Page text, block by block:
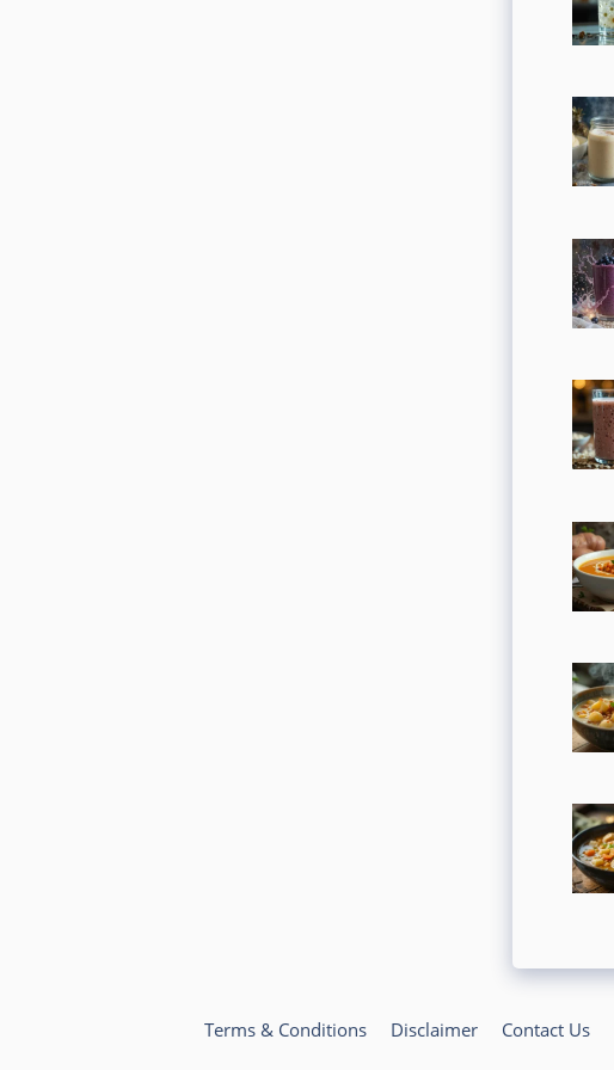
Terms & Conditions Disclaimer Contact Us